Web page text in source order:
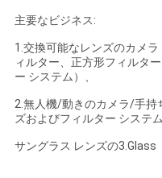
主要なビジネス:
1.交換可能なレンズのカメ
ィルター、正方形フィルタ
ー システム）、
2.無人機/動きのカメラ/手持
ズおよびフィルター システム
サングラス レンズの3.Glass